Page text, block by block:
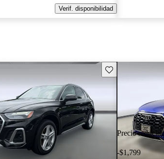
Verif. disponibilidad
Guarda este Aviso
Precio reducido
-$1,799